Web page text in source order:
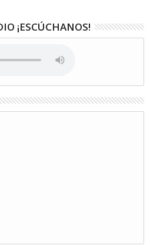
¡ESCÚCHANOS!